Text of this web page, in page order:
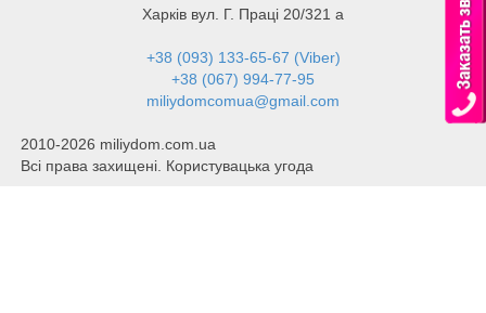
Харків вул. Г. Праці 20/321 а
+38 (093) 133-65-67 (Viber)
+38 (067) 994-77-95
miliydomcomua@gmail.com
2010-2026 miliydom.com.ua
Всі права захищені. Користувацька угода